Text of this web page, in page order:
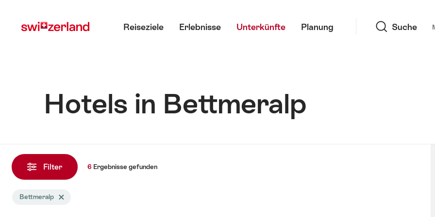
myswitzerland.com
Reiseziele Erlebnisse Unterkünfte Planung Suche
Hotels in Bettmeralp
Ergebnisse
gefunden
Filter 6 Ergebnissegefunden
DieBettmeralpTag Bettmeralp löschen